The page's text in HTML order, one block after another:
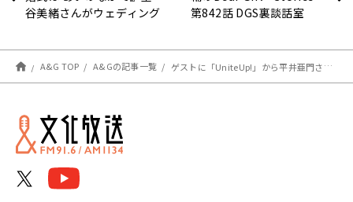
谷美緒さんがウェディング
第842話 DGS裏談話室
A&G TOP A&Gの記事一覧 ゲストに「UniteUp!」から平井亜門さん、助川真蔵さん、馬越琢己さん、さらに「BUSTAFELLOWS」からKENNさん、白井悠介さんが登場！エジソン6月3日